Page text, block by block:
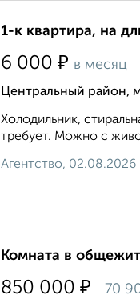
1-к квартира, на
6 000 ₽ в месяц
Центральный район,
Холодильник,
требует. Можно с
Агентство, 02.08.2026
Комната в
850 000 ₽ 70